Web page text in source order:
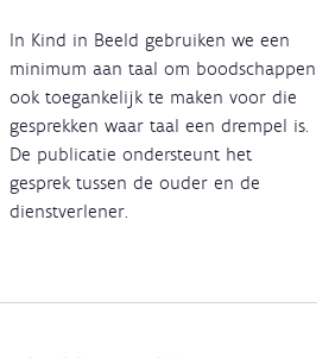
In Kind in Beeld gebruiken we een
minimum aan taal om boodschappen
ook toegankelijk te maken voor die
gesprekken waar taal een drempel is.
De publicatie ondersteunt het
gesprek tussen de ouder en de
dienstverlener.